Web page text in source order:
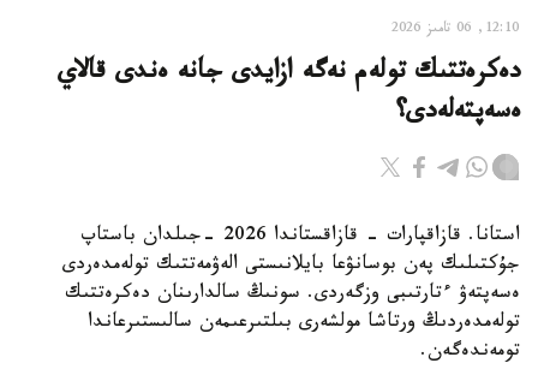
12:10, 06 تامىز 2026
دەكرەتتىك تولەم نەگە ازايدى جانە ەندى قالاي
ەسەپتەلەدى؟
استانا. قازاقپارات - قازاقستاندا 2026 -جىلدان باستاپ
جۇكتىلىك پەن بوسانۋعا بايلانىستى الەۋمەتتىك تولەمدەردى
ەسەپتەۋ ءتارتىبى وزگەردى. سونىڭ سالدارىنان دەكرەتتىك
تولەمدەردىڭ ورتاشا مولشەرى بىلتىرعىمەن سالىستىرعاندا
تومەندەگەن.